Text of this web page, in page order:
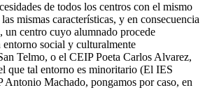
de todos los centros con el mismo
mismas características, y en consecuencia
un centro cuyo alumnado procede
social y culturalmente
Telmo, o el CEIP Poeta Carlos Alvarez,
que tal entorno es minoritario (El IES
Machado, pongamos por caso, en